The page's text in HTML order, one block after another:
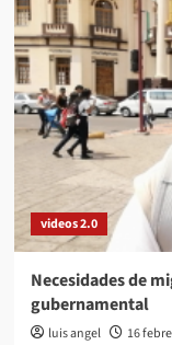
videos 2.0
Necesidades de
gubernamental
luis angel 16